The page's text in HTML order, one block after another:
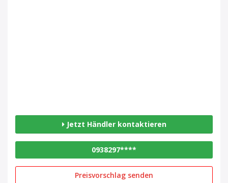
Jetzt Händler kontaktieren
0938297****
Preisvorschlag senden